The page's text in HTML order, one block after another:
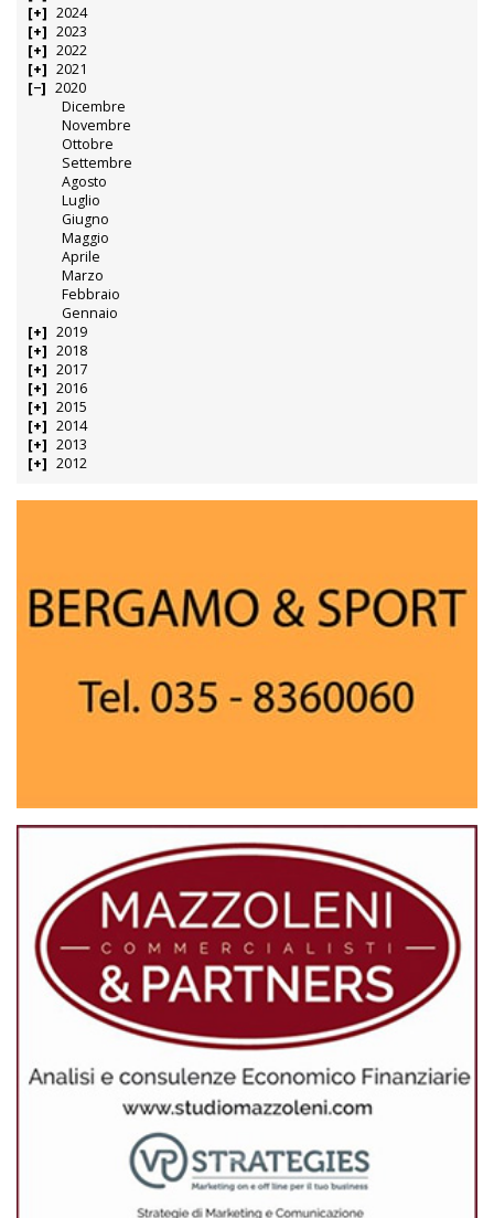
2024
2023
2022
2021
2020
Dicembre
Novembre
Ottobre
Settembre
Agosto
Luglio
Giugno
Maggio
Aprile
Marzo
Febbraio
Gennaio
2019
2018
2017
2016
2015
2014
2013
2012